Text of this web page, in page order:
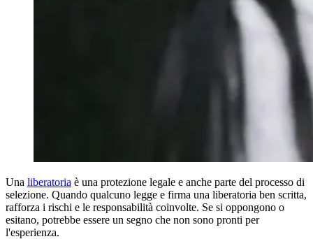
Una liberatoria è una protezione legale e anche parte del processo di
selezione. Quando qualcuno legge e firma una liberatoria ben scritta,
rafforza i rischi e le responsabilità coinvolte. Se si oppongono o
esitano, potrebbe essere un segno che non sono pronti per
l'esperienza.